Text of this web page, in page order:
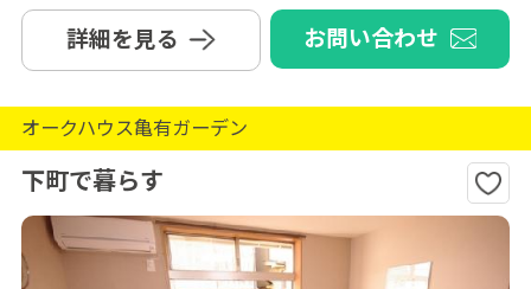
詳細を見る お問い合わせ
オークハウス亀有ガーデン
下町で暮らす